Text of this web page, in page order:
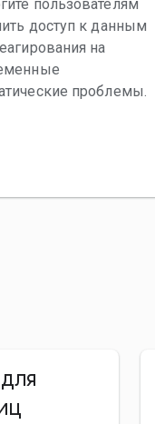
пользователям
доступ к данным
на
проблемы.